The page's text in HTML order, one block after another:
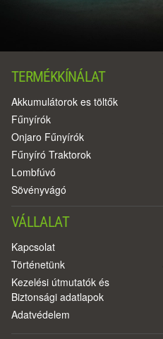
TERMÉKKÍNÁLAT
Akkumulátorok es töltők
Fűnyírók
Onjaro Fűnyírók
Fűnyíró Traktorok
Lombfúvó
Sövényvágó
VÁLLALAT
Kapcsolat
Történetünk
Kezelési útmutatók és
Biztonsági adatlapok
Adatvédelem